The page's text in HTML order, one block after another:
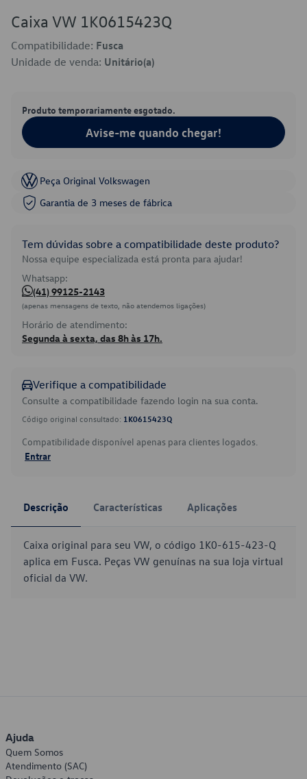
Caixa VW 1K0615423Q
Compatibilidade: Fusca
Unidade de venda: Unitário(a)
Produto temporariamente esgotado.
Avise-me quando chegar!
Peça Original Volkswagen
Garantia de 3 meses de fábrica
Tem dúvidas sobre a compatibilidade deste produto?
Nossa equipe especializada está pronta para ajudar!
Whatsapp:
(41) 99125-2143
(apenas mensagens de texto, não atendemos ligações)
Horário de atendimento:
Segunda à sexta, das 8h às 17h.
Verifique a compatibilidade
Consulte a compatibilidade fazendo login na sua conta.
Código original consultado: 1K0615423Q
Compatibilidade disponível apenas para clientes logados.
Entrar
Descrição Características Aplicações
Caixa original para seu VW, o código 1K0-615-423-Q
aplica em Fusca. Peças VW genuínas na sua loja virtual
oficial da VW.
Ajuda
Quem Somos
Atendimento (SAC)